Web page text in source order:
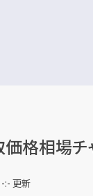
格相場チ
:- 更新